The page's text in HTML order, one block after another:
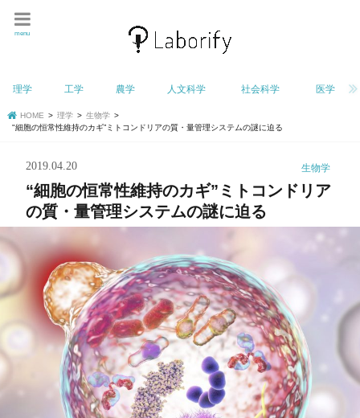
menu
理学 工学 農学 人文科学 社会科学 医学
HOME 理学
生物学
"細胞の恒常性維持のカギ”ミトコンドリアの質・量管理システムの謎に迫る
生物学
2019.04.20
“細胞の恒常性維持のカギ”ミトコンドリア
の質・量管理システムの謎に迫る